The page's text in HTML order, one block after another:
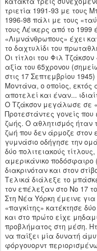
τριετία 1991-93 με τους
1996-98 πάλι με τους
τους Λέικερς από το
«Λιμνάνθρωπους» έχει
το δαχτυλίδι του
Οι τίτλοι του Φιλ
αξία του 65χρονου
στις 17 Σεπτεμβρίου
Μοντάνα, ο οποίος,
αποτελεί και έναν...
Ο Τζάκσον μεγάλωσε σε
Προτεστάντες γονείς
ζωής. Ο αθλητισμός ήταν
ζωή που δεν άρμοζε στον
γυμνάσιο οδήγησε την
δύο πολιτειακούς
αμερικάνικο
διακρινόταν και στον
Τελικά διάλεξε το
τον επέλεξαν στο Νο 17
Στη Νέα Υόρκη έμεινε
«παγκίτης» κατέκτησε
και στο πρώτο είχε
προβλήματος στη μέση.
να παίξει μία δυνατή
φόργουορντ